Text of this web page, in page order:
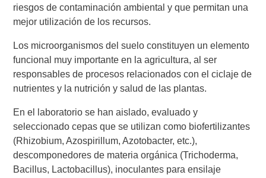
riesgos de contaminación ambiental y que permitan una
mejor utilización de los recursos.
Los microorganismos del suelo constituyen un elemento
funcional muy importante en la agricultura, al ser
responsables de procesos relacionados con el ciclaje de
nutrientes y la nutrición y salud de las plantas.
En el laboratorio se han aislado, evaluado y
seleccionado cepas que se utilizan como biofertilizantes
(Rhizobium, Azospirillum, Azotobacter, etc.),
descomponedores de materia orgánica (Trichoderma,
Bacillus, Lactobacillus), inoculantes para ensilaje